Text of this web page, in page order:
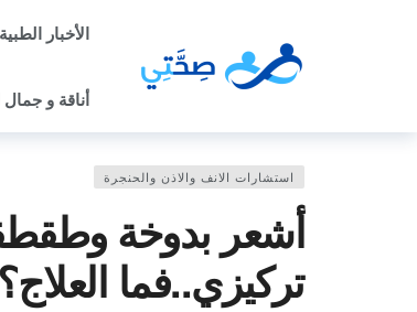
الأخبار الطبية
أناقة و جمال
استشارات الانف والاذن والحنجرة
أشعر بدوخة
تركيزي..فما العلاج؟